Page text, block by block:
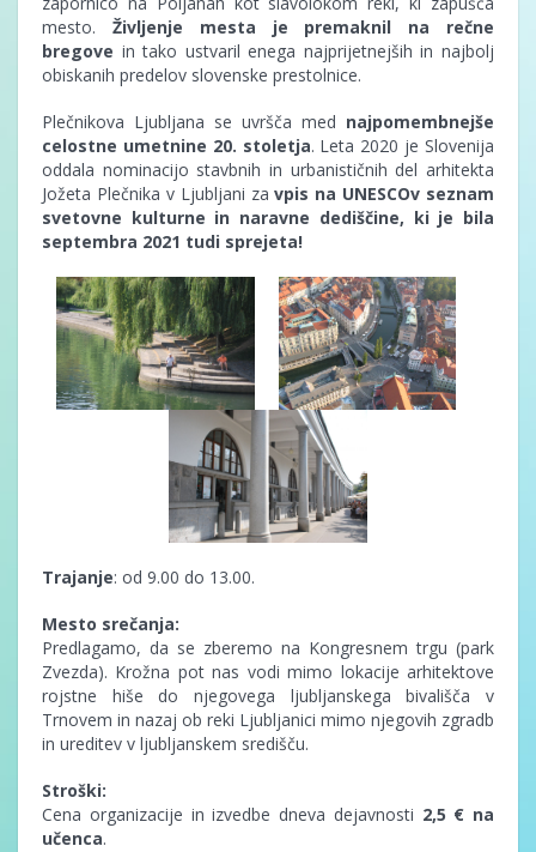
mesto. Življenje mesta je premaknil na rečne
bregove in tako ustvaril enega najprijetnejših in najbolj
obiskanih predelov slovenske prestolnice.
Plečnikova Ljubljana se uvršča med najpomembnejše
celostne umetnine 20. stoletja. Leta 2020 je Slovenija
oddala nominacijo stavbnih in urbanističnih del arhitekta
Jožeta Plečnika v Ljubljani zavpis na UNESCOv seznam
svetovne kulturne in naravne dediščine, ki je bila
septembra 2021 tudi sprejeta!
Trajanje: od 9.00 do 13.00.
Mesto srečanja:
Predlagamo, da se zberemo na Kongresnem trgu (park
Zvezda). Krožna pot nas vodi mimo lokacije arhitektove
rojstne hiše do njegovega ljubljanskega bivališča v
Trnovem in nazaj ob reki Ljubljanici mimo njegovih zgradb
in ureditev v ljubljanskem središču.
Stroški:
Cena organizacije in izvedbe dneva dejavnosti 2,5 € na
učenca.